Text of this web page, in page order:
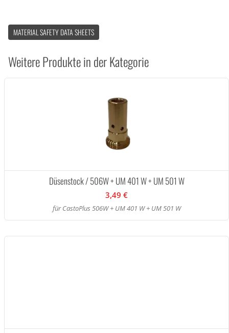
MATERIAL SAFETY DATA SHEETS
Weitere Produkte in der Kategorie
Düsenstock / 506W + UM 401 W + UM 501 W
3,49 €
für CastoPlus 506W + UM 401 W + UM 501 W